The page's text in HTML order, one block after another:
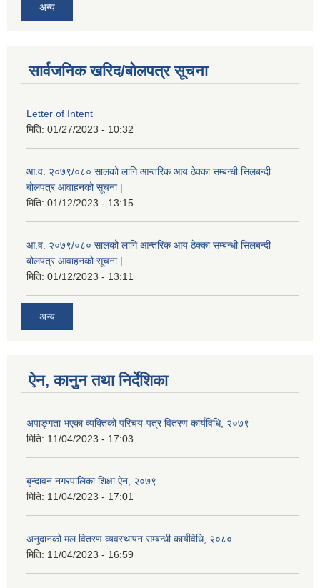
अन्य
सार्वजनिक खरिद/बोलपत्र सूचना
Letter of Intent
मिति: 01/27/2023 - 10:32
आ.व. २०७९/०८० सालको लागि आन्तरिक आय ठेक्का सम्बन्धी सिलबन्दी
बोलपत्र आवाहनको सूचना |
मिति: 01/12/2023 - 13:15
आ.व. २०७९/०८० सालको लागि आन्तरिक आय ठेक्का सम्बन्धी सिलबन्दी
बोलपत्र आवाहनको सूचना |
मिति: 01/12/2023 - 13:11
अन्य
ऐन, कानुन तथा निर्देशिका
अपाङ्गता भएका व्यक्तिको परिचय-पत्र वितरण कार्यविधि, २०७९
मिति: 11/04/2023 - 17:03
बृन्दावन नगरपालिका शिक्षा ऐन, २०७९
मिति: 11/04/2023 - 17:01
अनुदानको मल वितरण व्यवस्थापन सम्बन्धी कार्यविधि, २०८०
मिति: 11/04/2023 - 16:59